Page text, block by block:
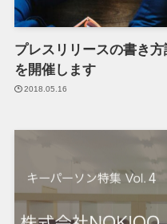
プレスリリースの書き
を開催します
2018.05.16